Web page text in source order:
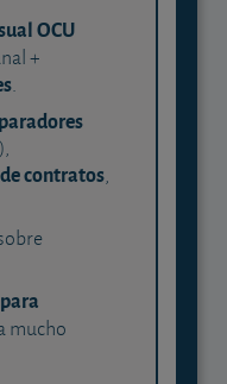
OCU
+
.
contratos,
mucho